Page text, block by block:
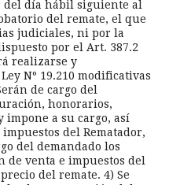
del día hábil siguiente al
del remate, el que
judiciales, ni por la
por el Art. 387.2
realizarse y
Nº 19.210 modificativas
de cargo del
honorarios,
impone a su cargo, así
del Rematador,
del demandado los
de venta e impuestos del
del remate. 4) Se